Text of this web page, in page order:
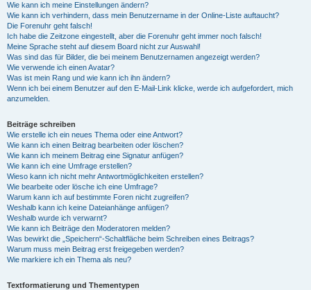
Wie kann ich meine Einstellungen ändern?
Wie kann ich verhindern, dass mein Benutzername in der Online-Liste auftaucht?
Die Forenuhr geht falsch!
Ich habe die Zeitzone eingestellt, aber die Forenuhr geht immer noch falsch!
Meine Sprache steht auf diesem Board nicht zur Auswahl!
Was sind das für Bilder, die bei meinem Benutzernamen angezeigt werden?
Wie verwende ich einen Avatar?
Was ist mein Rang und wie kann ich ihn ändern?
Wenn ich bei einem Benutzer auf den E-Mail-Link klicke, werde ich aufgefordert, mich
anzumelden.
Beiträge schreiben
Wie erstelle ich ein neues Thema oder eine Antwort?
Wie kann ich einen Beitrag bearbeiten oder löschen?
Wie kann ich meinem Beitrag eine Signatur anfügen?
Wie kann ich eine Umfrage erstellen?
Wieso kann ich nicht mehr Antwortmöglichkeiten erstellen?
Wie bearbeite oder lösche ich eine Umfrage?
Warum kann ich auf bestimmte Foren nicht zugreifen?
Weshalb kann ich keine Dateianhänge anfügen?
Weshalb wurde ich verwarnt?
Wie kann ich Beiträge den Moderatoren melden?
Was bewirkt die „Speichern“-Schaltfläche beim Schreiben eines Beitrags?
Warum muss mein Beitrag erst freigegeben werden?
Wie markiere ich ein Thema als neu?
Textformatierung und Thementypen